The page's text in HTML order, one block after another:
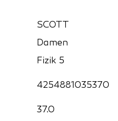
SCOTT
Damen
Fizik 5
4254881035370
37.0